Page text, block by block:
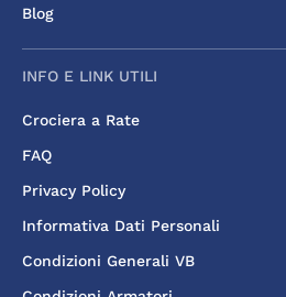
Blog
INFO E LINK UTILI
Crociera a Rate
FAQ
Privacy Policy
Informativa Dati Personali
Condizioni Generali VB